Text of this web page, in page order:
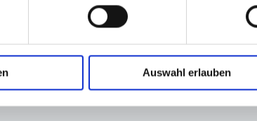
Auswahl erlauben
GPSR Produktsicherheitsverordnung: